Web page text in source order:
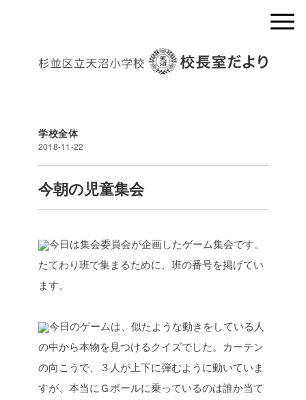
学校全体
2018-11-22
今朝の児童集会
今日は集会委員会が企画したゲーム集会です。
たてわり班で集まるために、班の番号を掲げてい
ます。
今日のゲームは、似たような動きをしている人
の中から本物を見つけるクイズでした。カーテン
の向こうで、３人が上下に弾むように動いていま
すが、本当にＧボールに乗っているのは誰か当て